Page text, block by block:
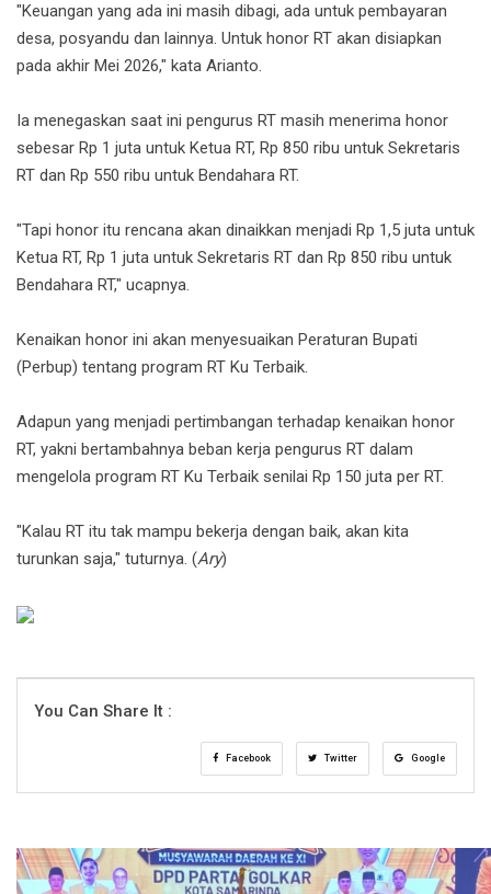
"Keuangan yang ada ini masih dibagi, ada untuk pembayaran
desa, posyandu dan lainnya. Untuk honor RT akan disiapkan
pada akhir Mei 2026," kata Arianto.
Ia menegaskan saat ini pengurus RT masih menerima honor
sebesar Rp 1 juta untuk Ketua RT, Rp 850 ribu untuk Sekretaris
RT dan Rp 550 ribu untuk Bendahara RT.
"Tapi honor itu rencana akan dinaikkan menjadi Rp 1,5 juta untuk
Ketua RT, Rp 1 juta untuk Sekretaris RT dan Rp 850 ribu untuk
Bendahara RT," ucapnya.
Kenaikan honor ini akan menyesuaikan Peraturan Bupati
(Perbup) tentang program RT Ku Terbaik.
Adapun yang menjadi pertimbangan terhadap kenaikan honor
RT, yakni bertambahnya beban kerja pengurus RT dalam
mengelola program RT Ku Terbaik senilai Rp 150 juta per RT.
"Kalau RT itu tak mampu bekerja dengan baik, akan kita
turunkan saja," tuturnya. (Ary)
You Can Share It :
Facebook Twitter Google